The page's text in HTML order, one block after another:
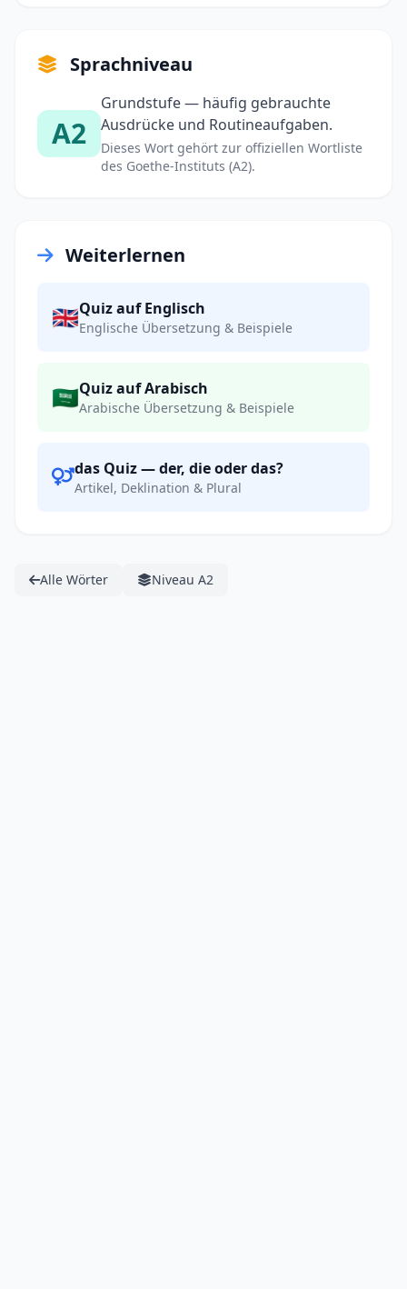
Sprachniveau
A2
Grundstufe — häufig gebrauchte
Ausdrücke und Routineaufgaben.
Dieses Wort gehört zur offiziellen Wortliste
des Goethe-Instituts (A2).
Weiterlernen
🇬🇧Quiz auf Englisch
Englische Übersetzung & Beispiele
🇸🇦Quiz auf Arabisch
Arabische Übersetzung & Beispiele
das Quiz — der, die oder das?
Artikel, Deklination & Plural
Alle Wörter Niveau A2